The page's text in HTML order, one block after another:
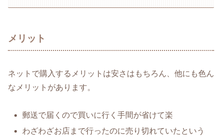
メリット
ネットで購入するメリットは安さはもちろん、他にも色ん
なメリットがあります。
郵送で届くので買いに行く手間が省けて楽
わざわざお店まで行ったのに売り切れていたという